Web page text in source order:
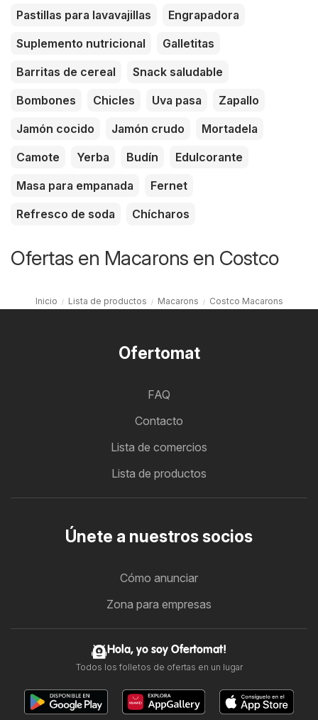
Pastillas para lavavajillas
Engrapadora
Suplemento nutricional
Galletitas
Barritas de cereal
Snack saludable
Bombones
Chicles Uva pasa
Zapallo
Jamón cocido
Jamón crudo
Mortadela
Camote
Yerba Budín
Edulcorante
Masa para empanada
Fernet
Refresco de soda
Chícharos
Ofertas en Macarons en Costco
Inicio Lista de productos Macarons Costco Macarons
Ofertomat
FAQ
Contacto
Lista de comercios
Lista de productos
Únete a nuestros socios
Cómo anunciar
Zona para empresas
Hola, yo soy Ofertomat!
Todos los folletos de ofertas en un lugar